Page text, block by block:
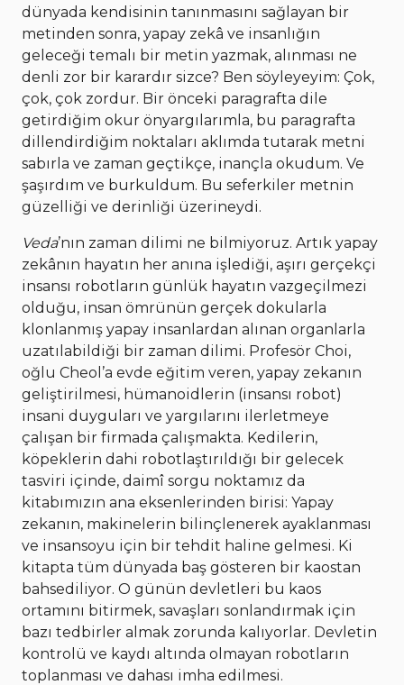
dünyada kendisinin tanınmasını sağlayan bir
metinden sonra, yapay zekâ ve insanlığın
geleceği temalı bir metin yazmak, alınması ne
denli zor bir karardır sizce? Ben söyleyeyim: Çok,
çok, çok zordur. Bir önceki paragrafta dile
getirdiğim okur önyargılarımla, bu paragrafta
dillendirdiğim noktaları aklımda tutarak metni
sabırla ve zaman geçtikçe, inançla okudum. Ve
şaşırdım ve burkuldum. Bu seferkiler metnin
güzelliği ve derinliği üzerineydi.
Veda’nın zaman dilimi ne bilmiyoruz. Artık yapay
zekânın hayatın her anına işlediği, aşırı gerçekçi
insansı robotların günlük hayatın vazgeçilmezi
olduğu, insan ömrünün gerçek dokularla
klonlanmış yapay insanlardan alınan organlarla
uzatılabildiği bir zaman dilimi. Profesör Choi,
oğlu Cheol’a evde eğitim veren, yapay zekanın
geliştirilmesi, hümanoidlerin (insansı robot)
insani duyguları ve yargılarını ilerletmeye
çalışan bir firmada çalışmakta. Kedilerin,
köpeklerin dahi robotlaştırıldığı bir gelecek
tasviri içinde, daimî sorgu noktamız da
kitabımızın ana eksenlerinden birisi: Yapay
zekanın, makinelerin bilinçlenerek ayaklanması
ve insansoyu için bir tehdit haline gelmesi. Ki
kitapta tüm dünyada baş gösteren bir kaostan
bahsediliyor. O günün devletleri bu kaos
ortamını bitirmek, savaşları sonlandırmak için
bazı tedbirler almak zorunda kalıyorlar. Devletin
kontrolü ve kaydı altında olmayan robotların
toplanması ve dahası imha edilmesi.